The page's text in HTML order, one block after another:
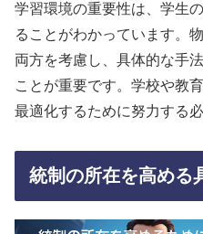
学習環境の重要性は、学生
ることがわかっています。
両方を考慮し、具体的な手
ことが重要です。学校や教
最適化するために努力する
統制の所在を高める